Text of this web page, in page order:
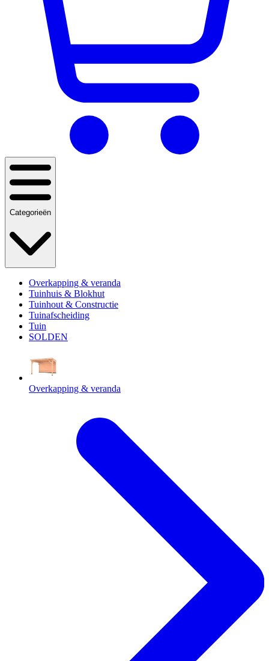
Categorieën
Overkapping & veranda
Tuinhuis & Blokhut
Tuinhout & Constructie
Tuinafscheiding
Tuin
SOLDEN
Overkapping & veranda